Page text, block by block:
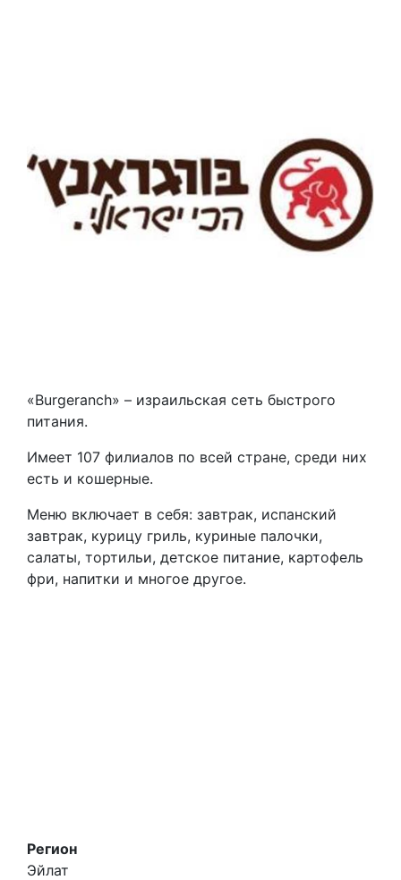
«Burgeranch» – израильская сеть быстрого
питания.
Имеет 107 филиалов по всей стране, среди них
есть и кошерные.
Меню включает в себя: завтрак, испанский
завтрак, курицу гриль, куриные палочки,
салаты, тортильи, детское питание, картофель
фри, напитки и многое другое.
Регион
Эйлат